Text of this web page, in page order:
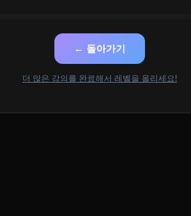
← 돌아가기
더 많은 강의를 완료해서 레벨을 올리세요!